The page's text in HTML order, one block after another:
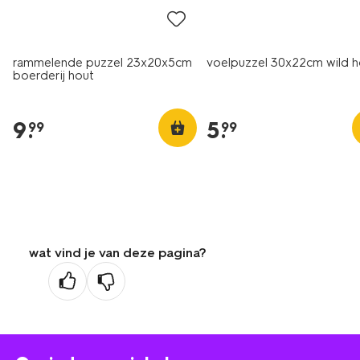
rammelende puzzel 23x20x5cm
boerderij hout
9.
99
voelpuzzel 30x22cm wild
5.
99
wat vind je van deze pagina?